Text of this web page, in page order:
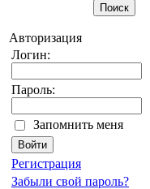
Авторизация
Логин:
Пароль:
Запомнить меня
Регистрация
Забыли свой пароль?